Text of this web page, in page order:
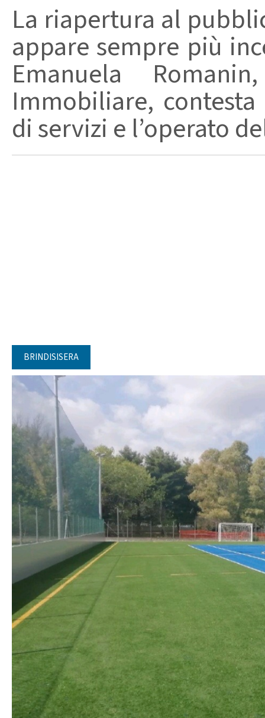
La riapertura al
appare sempre più
Emanuela
Immobiliare,
di servizi e l’operato
BRINDISISERA